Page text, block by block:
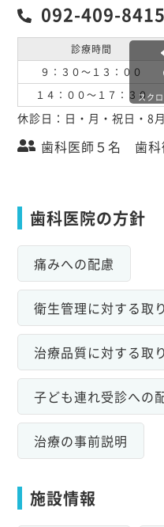
092-409-8415
診療時間
９：３０～１３：００
１４：００～１７：３０スク
休診日：日・月・祝日・8
歯科医師５名 歯科
歯科医院の方針
痛みへの配慮
衛生管理に対する取
治療品質に対する取
子ども連れ受診への
治療の事前説明
施設情報